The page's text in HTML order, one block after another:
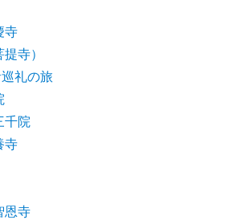
寺
寺）
礼の旅
千院
寺
寺